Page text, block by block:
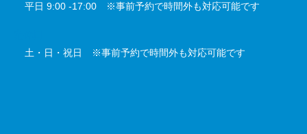
平日 9:00 -17:00 ※事前予約で時間外も対応可能です
土・日・祝日 ※事前予約で時間外も対応可能です